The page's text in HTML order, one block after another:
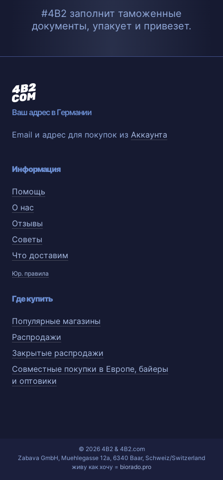
#4B2 заполнит таможенные
документы, упакует и привезет.
Ваш адрес в Германии
Email и адрес для покупок из Аккаунта
Информация
Помощь
О нас
Отзывы
Советы
Что доставим
Юр. правила
Где купить
Популярные магазины
Распродажи
Закрытые распродажи
Совместные покупки в Европе, байеры
и оптовики
© 2026 4B2 & 4B2.com
Zabava GmbH, Muehlegasse 12a, 6340 Baar, Schweiz/Switzerland
живу как хочу = biorado.pro